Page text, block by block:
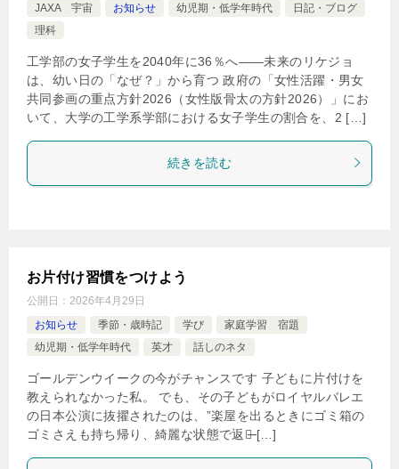
JAXA 宇宙
お知らせ 幼児期・低学年時代
日記・ブログ
理科
工学部の女子学生を2040年に36％へ――未来のリケジョ
は、幼い日の「なぜ？」から育つ 政府の「女性活躍・男女
共同参画の重点方針2026（女性版骨太の方針2026）」にお
いて、大学の工学系学部における女子学生の割合を、2 […]
続きを読む
お片付け習慣をつけよう
公開日： 2026年4月29日
お知らせ
季節・歳時記 学び
家庭学習 宿題
幼児期・低学年時代
英才 話しのネタ
ゴールデンウイークの今がチャンスです 子どもに片付けを
教えられなかった私。 でも、その子どもがロイヤルバレエ
の日本公演に抜擢されたのは、”楽屋を出るときにゴミ箱の
ゴミさえも持ち帰り、綺麗な状態で返す̶ […]